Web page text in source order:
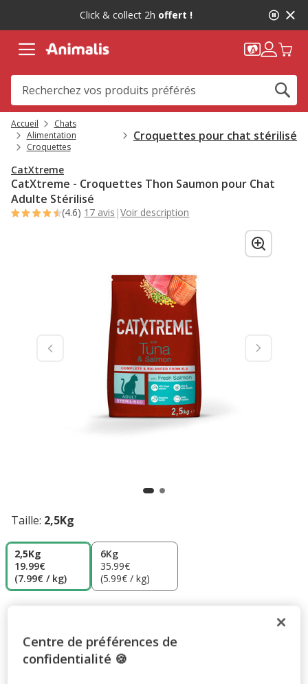
message,
Click & collect 2h offert !
Accueil
Chats
Alimentation
Croquettes
Croquettes pour chat stérilisé
CatXtreme
CatXtreme - Croquettes Thon Saumon pour Chat
Adulte Stérilisé
(4.6) 17 avis |Voir description
Taille: 2,5Kg
2,5Kg
19.99€
(7.99€ / kg)
6Kg
35.99€
(5.99€ / kg)
Centre de préférences de
confidentialité 🍪